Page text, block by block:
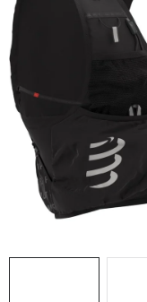
DÁRKOVÉ POUKAZY
VELIKOSTNÍ TABULKY
KONTAKT
BOTY DĚTSKÉ
OBLEČENÍ